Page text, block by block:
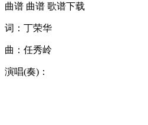
曲谱 曲谱 歌谱下载
词：丁荣华
曲：任秀岭
演唱(奏)：